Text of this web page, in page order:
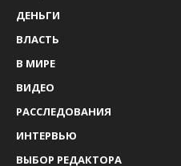
ДЕНЬГИ
ВЛАСТЬ
В МИРЕ
ВИДЕО
РАССЛЕДОВАНИЯ
ИНТЕРВЬЮ
ВЫБОР РЕДАКТОРА